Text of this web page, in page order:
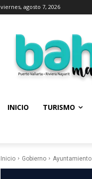
viernes, agosto 7, 2026
INICIO TURISMO
Inicio Gobierno